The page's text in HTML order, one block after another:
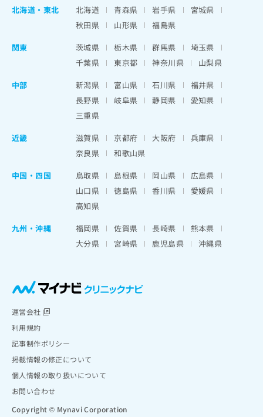
北海道 ・ 東北 北海道 青森県 岩手県
宮城県
秋田県
山形県
福島県
関東
茨城県 栃木県 群馬県
埼玉県
千葉県
東京都 神奈川県
山梨県
中部
新潟県 富山県 石川県
福井県
長野県
岐阜県 静岡県
愛知県
三重県
近畿
滋賀県 京都府 大阪府
兵庫県
奈良県
和歌山県
中国・四国
鳥取県 島根県 岡山県
広島県
山口県
徳島県 香川県
愛媛県
高知県
九州・沖縄
福岡県 佐賀県 長崎県
熊本県
大分県
宮崎県 鹿児島県 沖縄県
運営会社
利用規約
記事制作ポリシー
掲載情報の修正について
個人情報の取り扱いについて
お問い合わせ
Copyright © Mynavi Corporation